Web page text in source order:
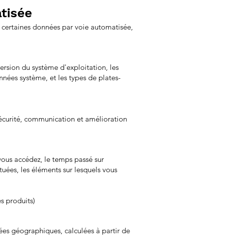
données par voie automatisée,
du système d'exploitation, les
système, et les types de plates-
communication et amélioration
accédez, le temps passé sur
les éléments sur lesquels vous
produits)
géographiques, calculées à partir de